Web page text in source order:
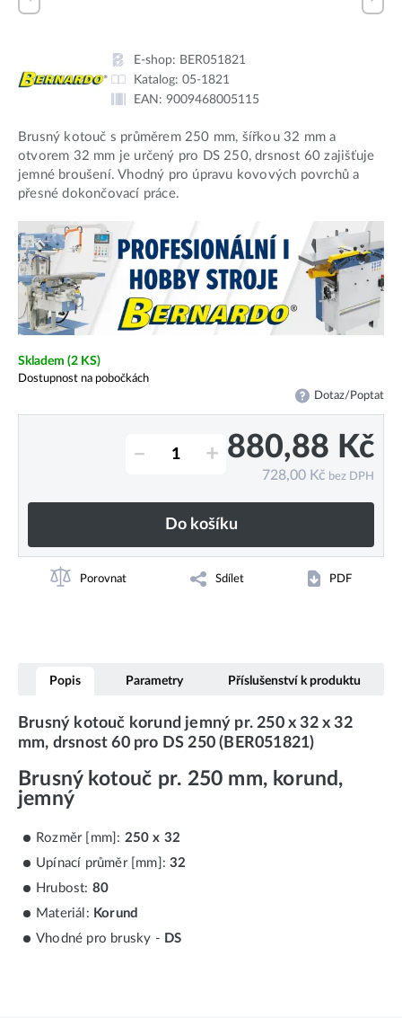
E-shop: BER051821
Katalog: 05-1821
EAN: 9009468005115
Brusný kotouč s průměrem 250 mm, šířkou 32 mm a
otvorem 32 mm je určený pro DS 250, drsnost 60 zajišťuje
jemné broušení. Vhodný pro úpravu kovových povrchů a
přesné dokončovací práce.
Skladem (2 KS)
Dostupnost na pobočkách
Dotaz/Poptat
– + 880,88 Kč
728,00 Kč bez DPH
Do košíku
Porovnat Sdílet PDF
Popis Parametry Příslušenství k produktu
Brusný kotouč korund jemný pr. 250 x 32 x 32
mm, drsnost 60 pro DS 250 (BER051821)
Brusný kotouč pr. 250 mm, korund,
jemný
Rozměr [mm]: 250 x 32
Upínací průměr [mm]:32
Hrubost: 80
Materiál: Korund
Vhodné pro brusky - DS